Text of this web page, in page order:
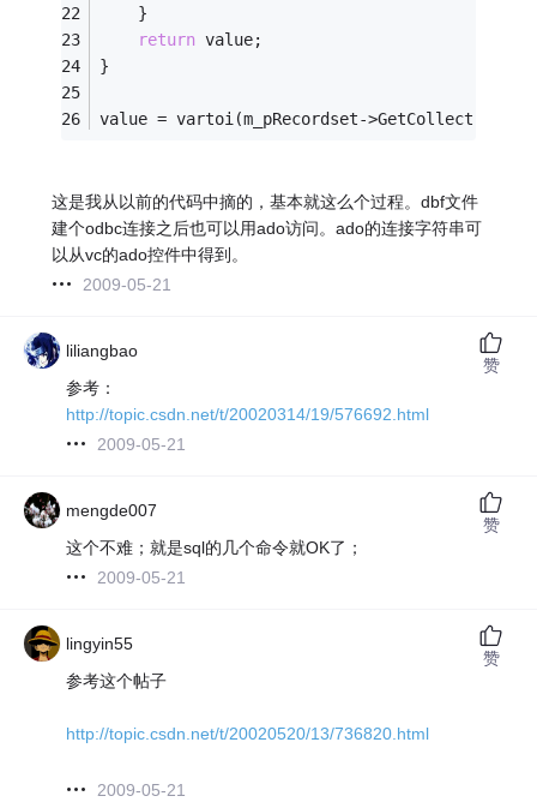
	}
return value;
}
value = vartoi(m_pRecordset->GetCollect(
这是我从以前的代码中摘的，基本就这么个过程。dbf文件
建个odbc连接之后也可以用ado访问。ado的连接字符串可
以从vc的ado控件中得到。
2009-05-21
liliangbao
参考：
http://topic.csdn.net/t/20020314/19/576692.html
2009-05-21
赞
mengde007
这个不难；就是sql的几个命令就OK了；
2009-05-21
赞
lingyin55
参考这个帖子
http://topic.csdn.net/t/20020520/13/736820.html
2009-05-21
赞